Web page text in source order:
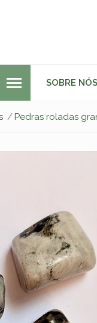
SOBRE NÓS
Pedras roladas